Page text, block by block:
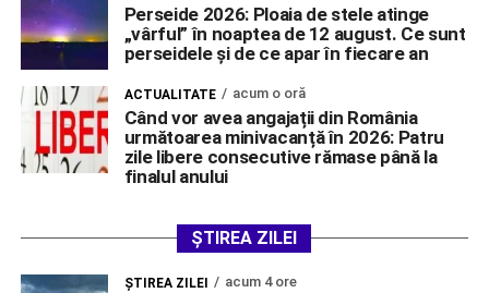
Perseide 2026: Ploaia de stele atinge
„vârful” în noaptea de 12 august. Ce sunt
perseidele și de ce apar în fiecare an
ACTUALITATE acum o oră
Când vor avea angajații din România
următoarea minivacanță în 2026: Patru
zile libere consecutive rămase până la
finalul anului
ȘTIREA ZILEI
ŞTIREA ZILEI acum 4 ore